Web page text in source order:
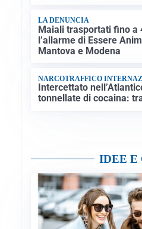
LA DENUNCIA
Maiali trasportati fino a
l’allarme di Essere
Mantova e Modena
NARCOTRAFFICO
Intercettato
tonnellate di cocaina:
IDEE E